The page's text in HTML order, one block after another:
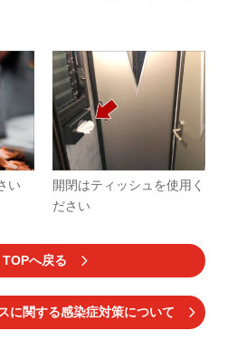
い
開閉はティッシュを使用く
ださい
TOPへ戻る
に関する感染症対策について